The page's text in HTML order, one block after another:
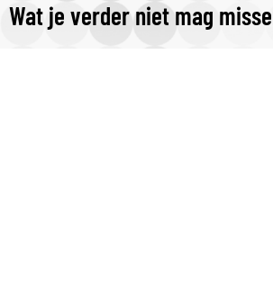
Wat je verder niet mag